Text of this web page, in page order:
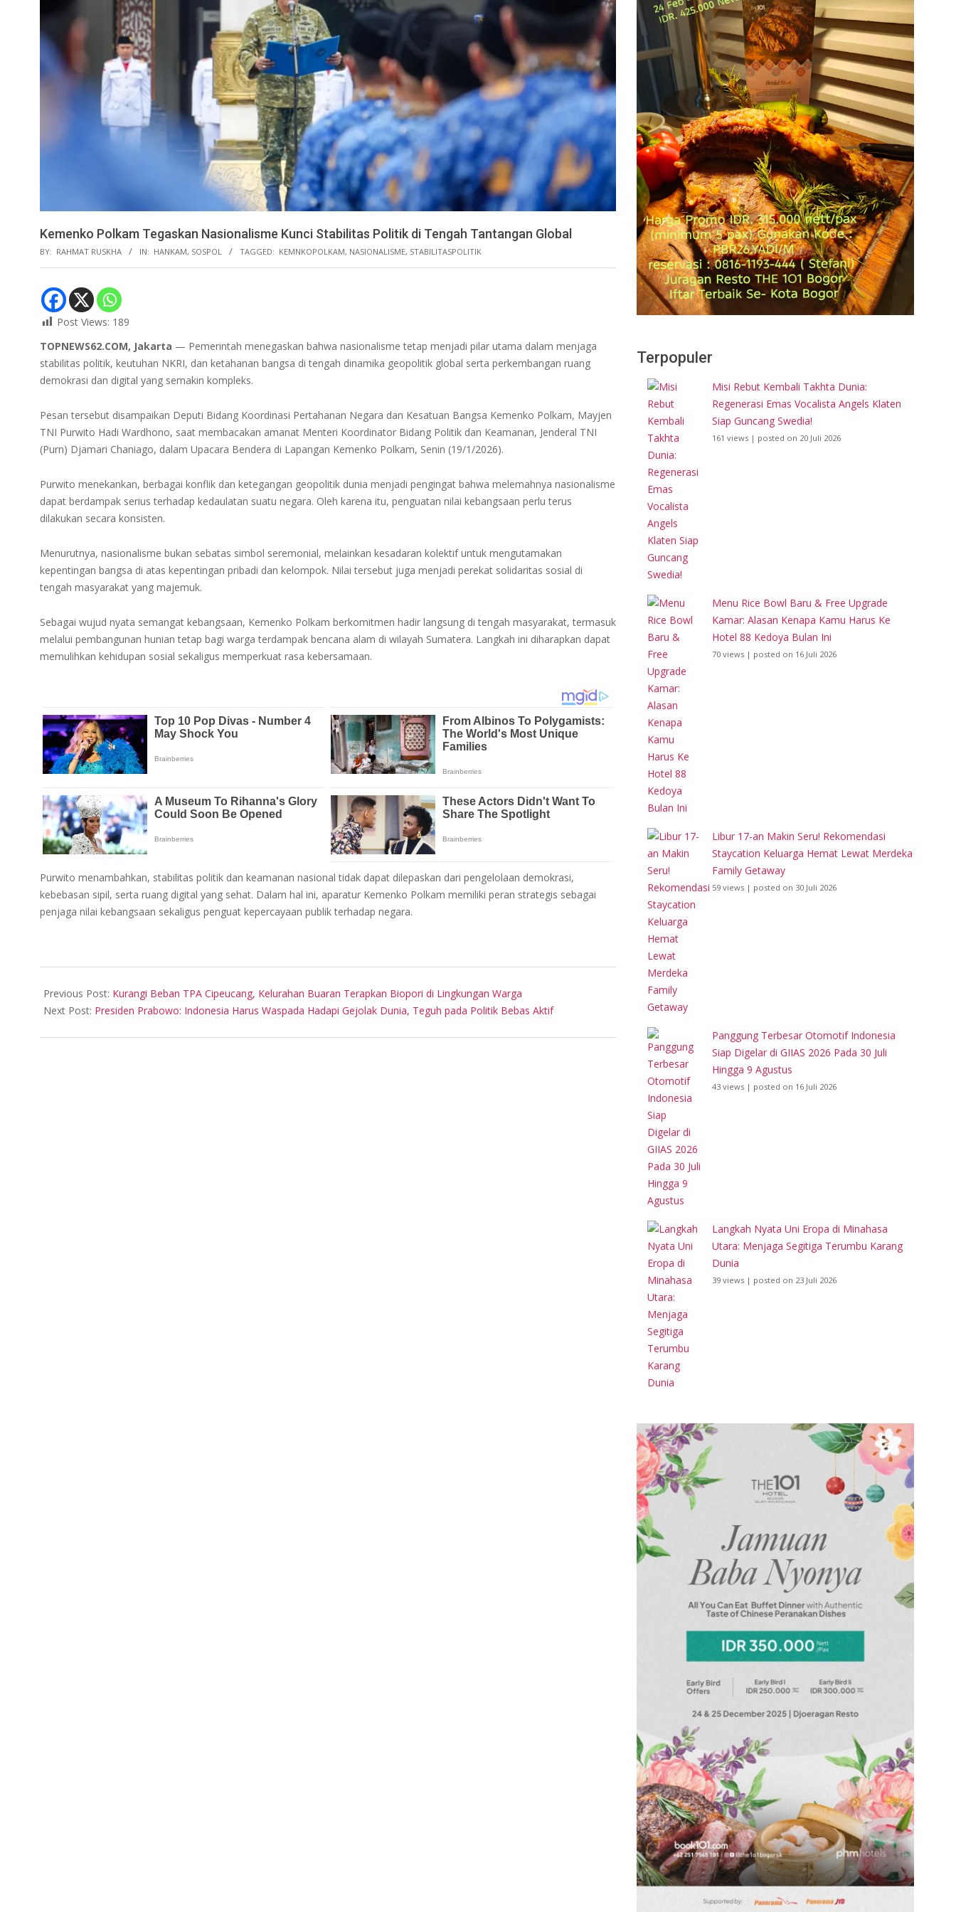
Kemenko Polkam Tegaskan Nasionalisme Kunci Stabilitas Politik di Tengah Tantangan Global
BY: RAHMAT RUSKHA IN: HANKAM, SOSPOL TAGGED: KEMNKOPOLKAM, NASIONALISME, STABILITASPOLITIK
Post Views: 189
TOPNEWS62.COM, Jakarta — Pemerintah menegaskan bahwa nasionalisme tetap menjadi pilar utama dalam menjaga
stabilitas politik, keutuhan NKRI, dan ketahanan bangsa di tengah dinamika geopolitik global serta perkembangan ruang
demokrasi dan digital yang semakin kompleks.
Pesan tersebut disampaikan Deputi Bidang Koordinasi Pertahanan Negara dan Kesatuan Bangsa Kemenko Polkam, Mayjen
TNI Purwito Hadi Wardhono, saat membacakan amanat Menteri Koordinator Bidang Politik dan Keamanan, Jenderal TNI
(Purn) Djamari Chaniago, dalam Upacara Bendera di Lapangan Kemenko Polkam, Senin (19/1/2026).
Purwito menekankan, berbagai konflik dan ketegangan geopolitik dunia menjadi pengingat bahwa melemahnya nasionalisme
dapat berdampak serius terhadap kedaulatan suatu negara. Oleh karena itu, penguatan nilai kebangsaan perlu terus
dilakukan secara konsisten.
Menurutnya, nasionalisme bukan sebatas simbol seremonial, melainkan kesadaran kolektif untuk mengutamakan
kepentingan bangsa di atas kepentingan pribadi dan kelompok. Nilai tersebut juga menjadi perekat solidaritas sosial di
tengah masyarakat yang majemuk.
Sebagai wujud nyata semangat kebangsaan, Kemenko Polkam berkomitmen hadir langsung di tengah masyarakat, termasuk
melalui pembangunan hunian tetap bagi warga terdampak bencana alam di wilayah Sumatera. Langkah ini diharapkan dapat
memulihkan kehidupan sosial sekaligus memperkuat rasa kebersamaan.
Purwito menambahkan, stabilitas politik dan keamanan nasional tidak dapat dilepaskan dari pengelolaan demokrasi,
kebebasan sipil, serta ruang digital yang sehat. Dalam hal ini, aparatur Kemenko Polkam memiliki peran strategis sebagai
penjaga nilai kebangsaan sekaligus penguat kepercayaan publik terhadap negara.
02-
03
Previous Post: Kurangi Beban TPA Cipeucang, Kelurahan Buaran Terapkan Biopori di Lingkungan Warga
Next Post: Presiden Prabowo: Indonesia Harus Waspada Hadapi Gejolak Dunia, Teguh pada Politik Bebas Aktif
Terpopuler
Misi Rebut Kembali Takhta Dunia:
Regenerasi Emas Vocalista Angels Klaten
Siap Guncang Swedia!
161 views | posted on 20 Juli 2026
Menu Rice Bowl Baru & Free Upgrade
Kamar: Alasan Kenapa Kamu Harus Ke
Hotel 88 Kedoya Bulan Ini
70 views | posted on 16 Juli 2026
Libur 17-an Makin Seru! Rekomendasi
Staycation Keluarga Hemat Lewat Merdeka
Family Getaway
59 views | posted on 30 Juli 2026
Panggung Terbesar Otomotif Indonesia
Siap Digelar di GIIAS 2026 Pada 30 Juli
Hingga 9 Agustus
43 views | posted on 16 Juli 2026
Langkah Nyata Uni Eropa di Minahasa
Utara: Menjaga Segitiga Terumbu Karang
Dunia
39 views | posted on 23 Juli 2026